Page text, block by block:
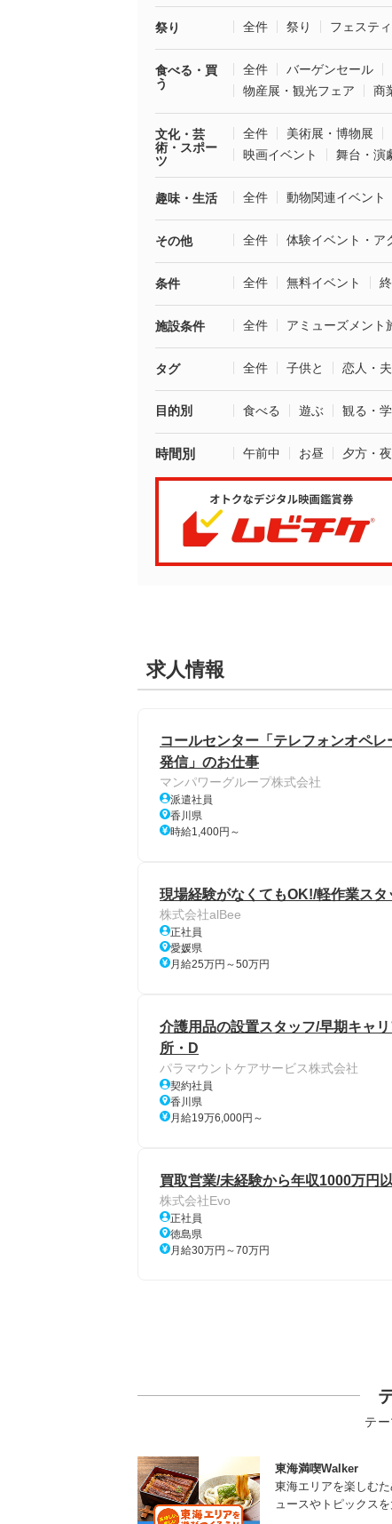
祭り 全件 祭り フェステ
食べる・買
う
全件 バーゲンセール
物産展・観光フェア
商
文化・芸
術・スポー
ツ
全件 美術展・博物展
映画イベント
舞台・演
趣味・生活 全件 動物関連イベント
その他 全件 体験イベント・ア
条件 全件 無料イベント
施設条件 全件 アミューズメント
タグ 全件 子供と 恋人・
目的別 食べる 遊ぶ 観る・
時間別 午前中 お昼 夕方・夜
求人情報
コールセンター「テレフォンオペ
発信」のお仕事
マンパワーグループ株式会社
派遣社員
香川県
時給1,400円～
現場経験がなくてもOK!/軽作業ス
株式会社alBee
正社員
愛媛県
月給25万円～50万円
介護用品の設置スタッフ/早期キャ
所・D
パラマウントケアサービス株式会社
契約社員
香川県
月給19万6,000円～
買取営業/未経験から年収1000万円
株式会社Evo
正社員
徳島県
月給30万円～70万円
テ
東海満喫Walker
東海エリアを楽しむ
ュースやトピックス